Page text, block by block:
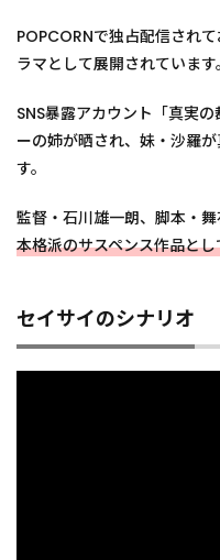
る
マタ
ニテ
ィリ
1.10
ハラス
メント
2
復讐
トドラマ
制作は
POPCORNで独占配信され
ラマとして展開されています。
SNS暴露アカウント「真実
ーの姉が晒され、妹・沙羅
す。
監督・石川雄一朗、脚本・舞
本格派のサスペンス作品と
セイサイのシナリオ